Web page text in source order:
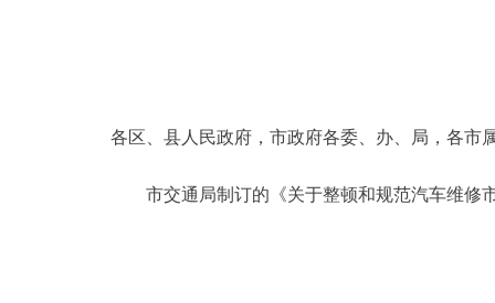
各区、县人民政府，市政府各委、办、局，各市
市交通局制订的《关于整顿和规范汽车维修市